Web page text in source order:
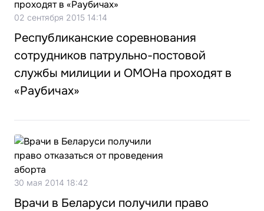
02 сентября 2015 14:14
Республиканские соревнования
сотрудников патрульно-постовой
службы милиции и ОМОНа проходят в
«Раубичах»
30 мая 2014 18:42
Врачи в Беларуси получили право